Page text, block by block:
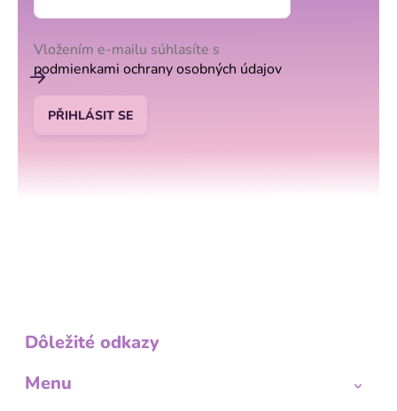
Vložením e-mailu súhlasíte s
podmienkami ochrany osobných údajov
PŘIHLÁSIT SE
Dôležité odkazy
Menu